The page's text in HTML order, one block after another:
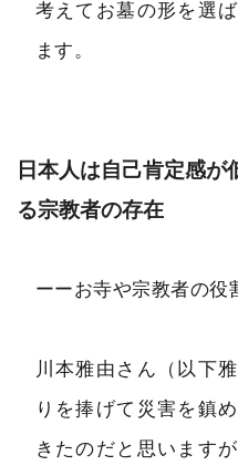
考えてお墓の形を選
ます。
日本人は自己肯定感
る宗教者の存在
ーーお寺や宗教者の役
川本雅由さん（以下
りを捧げて災害を鎮
きたのだと思います